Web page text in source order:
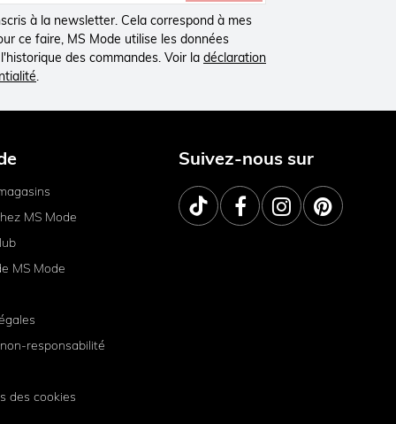
à la newsletter. Cela correspond à mes
ce faire, MS Mode utilise les données
des commandes. Voir la déclaration
.
MS Mode
MS Mode
responsabilité
des cookies
Suivez-nous sur